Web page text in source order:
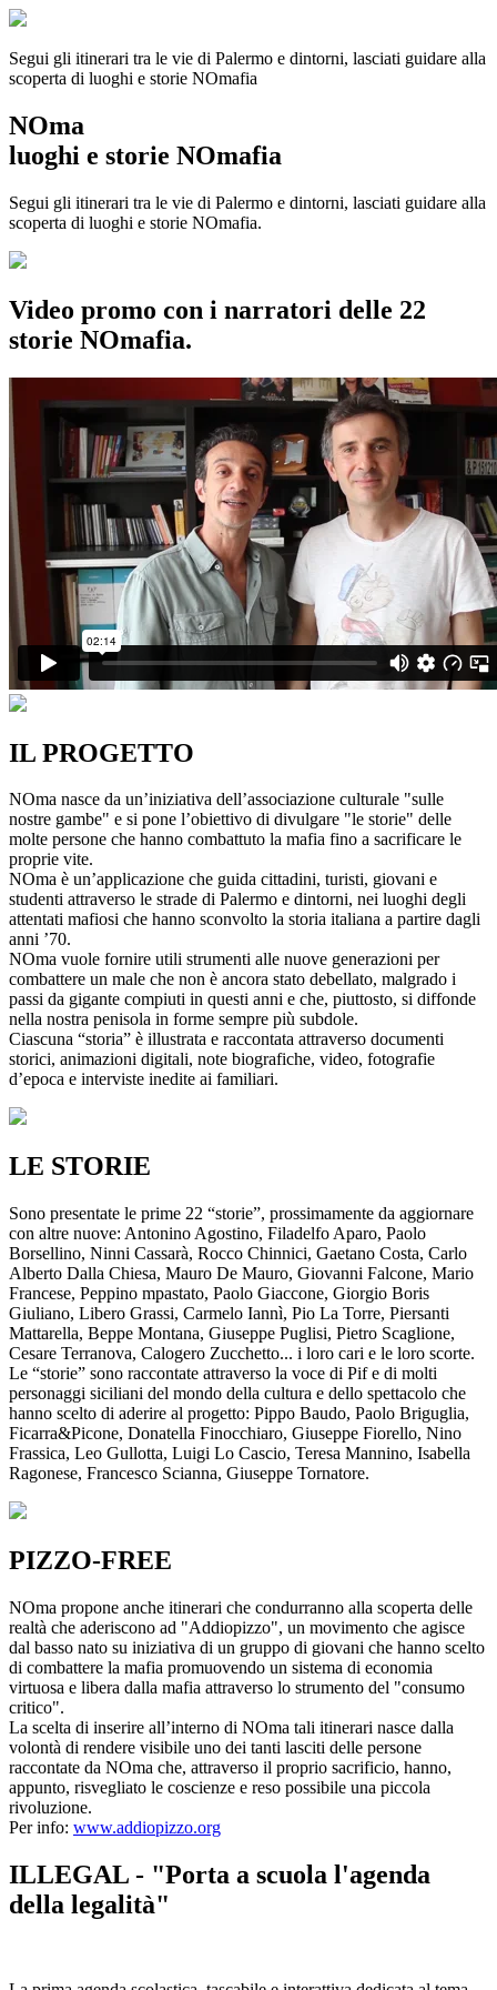
Segui gli itinerari tra le vie di Palermo e dintorni, lasciati guidare alla
scoperta di luoghi e storie NOmafia
NOma
luoghi e storie NOmafia
Segui gli itinerari tra le vie di Palermo e dintorni, lasciati guidare alla
scoperta di luoghi e storie NOmafia.
Video promo con i narratori delle 22
storie NOmafia.
IL PROGETTO
NOma nasce da un’iniziativa dell’associazione culturale "sulle
nostre gambe" e si pone l’obiettivo di divulgare "le storie" delle
molte persone che hanno combattuto la mafia fino a sacrificare le
proprie vite.
NOma è un’applicazione che guida cittadini, turisti, giovani e
studenti attraverso le strade di Palermo e dintorni, nei luoghi degli
attentati mafiosi che hanno sconvolto la storia italiana a partire dagli
anni ’70.
NOma vuole fornire utili strumenti alle nuove generazioni per
combattere un male che non è ancora stato debellato, malgrado i
passi da gigante compiuti in questi anni e che, piuttosto, si diffonde
nella nostra penisola in forme sempre più subdole.
Ciascuna “storia” è illustrata e raccontata attraverso documenti
storici, animazioni digitali, note biografiche, video, fotografie
d’epoca e interviste inedite ai familiari.
LE STORIE
Sono presentate le prime 22 “storie”, prossimamente da aggiornare
con altre nuove: Antonino Agostino, Filadelfo Aparo, Paolo
Borsellino, Ninni Cassarà, Rocco Chinnici, Gaetano Costa, Carlo
Alberto Dalla Chiesa, Mauro De Mauro, Giovanni Falcone, Mario
Francese, Peppino mpastato, Paolo Giaccone, Giorgio Boris
Giuliano, Libero Grassi, Carmelo Iannì, Pio La Torre, Piersanti
Mattarella, Beppe Montana, Giuseppe Puglisi, Pietro Scaglione,
Cesare Terranova, Calogero Zucchetto... i loro cari e le loro scorte.
Le “storie” sono raccontate attraverso la voce di Pif e di molti
personaggi siciliani del mondo della cultura e dello spettacolo che
hanno scelto di aderire al progetto: Pippo Baudo, Paolo Briguglia,
Ficarra&Picone, Donatella Finocchiaro, Giuseppe Fiorello, Nino
Frassica, Leo Gullotta, Luigi Lo Cascio, Teresa Mannino, Isabella
Ragonese, Francesco Scianna, Giuseppe Tornatore.
PIZZO-FREE
NOma propone anche itinerari che condurranno alla scoperta delle
realtà che aderiscono ad "Addiopizzo", un movimento che agisce
dal basso nato su iniziativa di un gruppo di giovani che hanno scelto
di combattere la mafia promuovendo un sistema di economia
virtuosa e libera dalla mafia attraverso lo strumento del "consumo
critico".
La scelta di inserire all’interno di NOma tali itinerari nasce dalla
volontà di rendere visibile uno dei tanti lasciti delle persone
raccontate da NOma che, attraverso il proprio sacrificio, hanno,
appunto, risvegliato le coscienze e reso possibile una piccola
rivoluzione.
Per info: www.addiopizzo.org
ILLEGAL - "Porta a scuola l'agenda
della legalità"